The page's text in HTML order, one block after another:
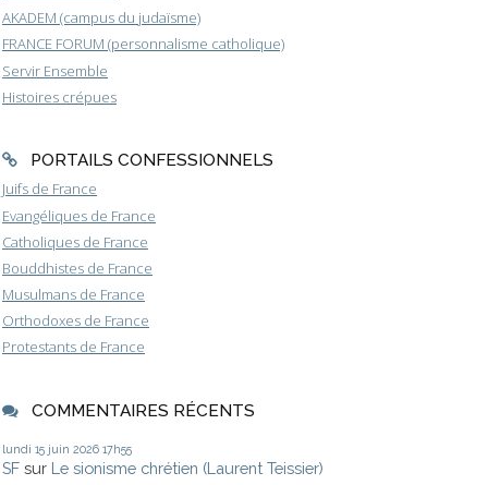
AKADEM (campus du judaïsme)
FRANCE FORUM (personnalisme catholique)
Servir Ensemble
Histoires crépues
PORTAILS CONFESSIONNELS
Juifs de France
Evangéliques de France
Catholiques de France
Bouddhistes de France
Musulmans de France
Orthodoxes de France
Protestants de France
COMMENTAIRES RÉCENTS
lundi 15 juin 2026 17h55
SF sur Le sionisme chrétien (Laurent Teissier)